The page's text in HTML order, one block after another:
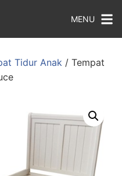
MENU
Tidur Anak / Tempat